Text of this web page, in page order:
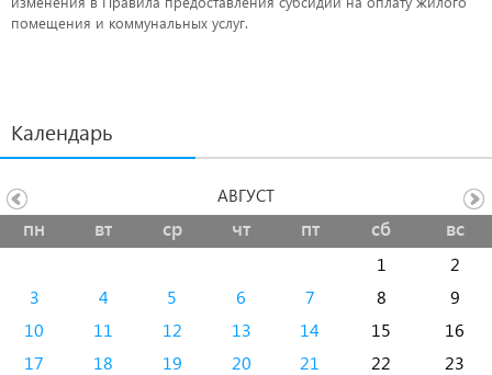
помещения и коммунальных услуг.
Календарь
пн вт ср чт пт сб вс
1
2
3
4 5 6 7 8
9
10
11 12 13 14 15
16
17
18 19 20 21 22
23
АВГУСТ